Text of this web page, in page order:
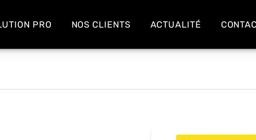
PRO NOS CLIENTS ACTUALITÉ